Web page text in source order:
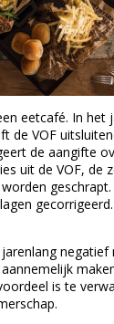
eetcafé. In het
de VOF
de aangifte
uit de VOF, de
is te